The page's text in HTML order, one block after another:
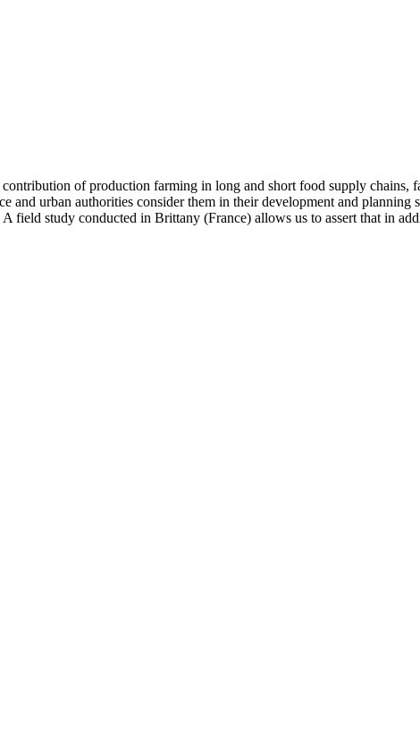
of production farming in long and short food supply chains,
urban authorities consider them in their development and planning
field study conducted in Brittany (France) allows us to assert that in